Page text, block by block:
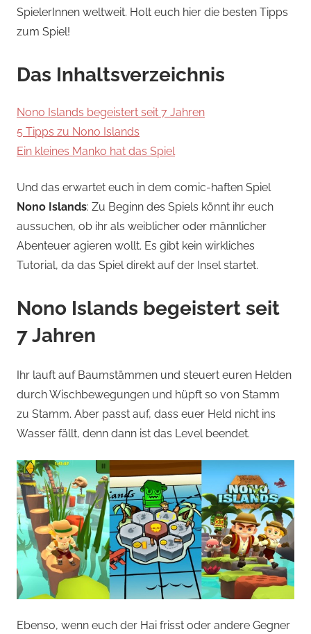
SpielerInnen weltweit. Holt euch hier die besten Tipps
zum Spiel!
Das Inhaltsverzeichnis
Nono Islands begeistert seit 7 Jahren
5 Tipps zu Nono Islands
Ein kleines Manko hat das Spiel
Und das erwartet euch in dem comic-haften Spiel
Nono Islands: Zu Beginn des Spiels könnt ihr euch
aussuchen, ob ihr als weiblicher oder männlicher
Abenteuer agieren wollt. Es gibt kein wirkliches
Tutorial, da das Spiel direkt auf der Insel startet.
Nono Islands begeistert seit
7 Jahren
Ihr lauft auf Baumstämmen und steuert euren Helden
durch Wischbewegungen und hüpft so von Stamm
zu Stamm. Aber passt auf, dass euer Held nicht ins
Wasser fällt, denn dann ist das Level beendet.
Ebenso, wenn euch der Hai frisst oder andere Gegner